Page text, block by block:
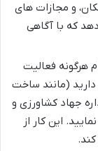
و مجازات های
که با آگاهی
هرگونه فعالیت
(مانند ساخت
جهاد کشاورزی و
این کار از